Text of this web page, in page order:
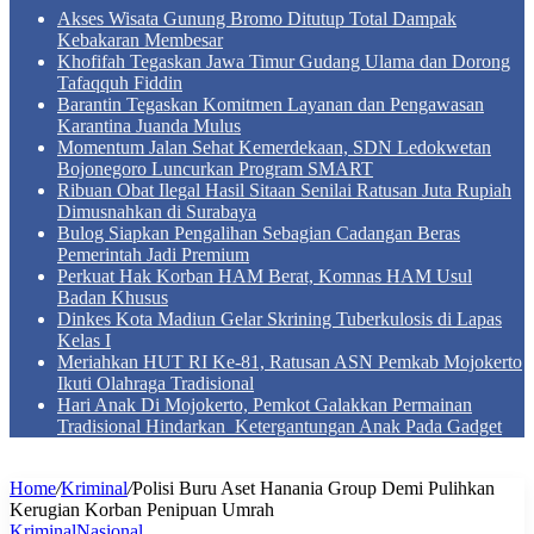
Akses Wisata Gunung Bromo Ditutup Total Dampak
Kebakaran Membesar
Khofifah Tegaskan Jawa Timur Gudang Ulama dan Dorong
Tafaqquh Fiddin
Barantin Tegaskan Komitmen Layanan dan Pengawasan
Karantina Juanda Mulus
Momentum Jalan Sehat Kemerdekaan, SDN Ledokwetan
Bojonegoro Luncurkan Program SMART
Ribuan Obat Ilegal Hasil Sitaan Senilai Ratusan Juta Rupiah
Dimusnahkan di Surabaya
Bulog Siapkan Pengalihan Sebagian Cadangan Beras
Pemerintah Jadi Premium
Perkuat Hak Korban HAM Berat, Komnas HAM Usul
Badan Khusus
Dinkes Kota Madiun Gelar Skrining Tuberkulosis di Lapas
Kelas I
Meriahkan HUT RI Ke-81, Ratusan ASN Pemkab Mojokerto
Ikuti Olahraga Tradisional
Hari Anak Di Mojokerto, Pemkot Galakkan Permainan
Tradisional Hindarkan Ketergantungan Anak Pada Gadget
Home/Kriminal/Polisi Buru Aset Hanania Group Demi Pulihkan
Kerugian Korban Penipuan Umrah